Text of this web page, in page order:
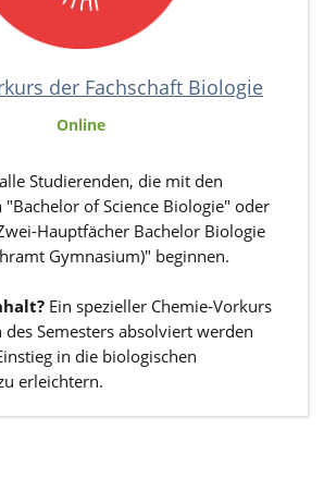
der Fachschaft Biologie
Online
Studierenden, die mit den
"Bachelor of Science Biologie" oder
Hauptfächer Bachelor Biologie
Gymnasium)" beginnen.
Ein spezieller Chemie-Vorkurs
Semesters absolviert werden
in die biologischen
erleichtern.